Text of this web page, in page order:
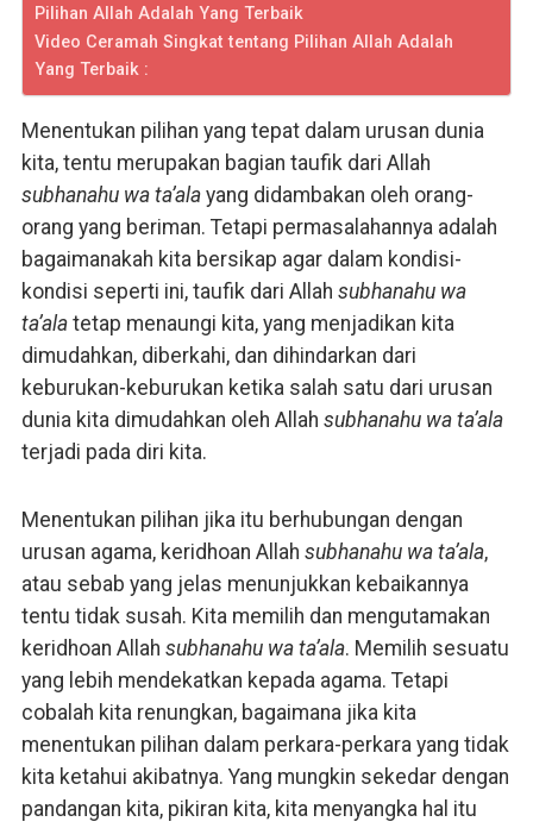
Pilihan Allah Adalah Yang Terbaik
Video Ceramah Singkat tentang Pilihan Allah Adalah
Yang Terbaik :
Menentukan pilihan yang tepat dalam urusan dunia
kita, tentu merupakan bagian taufik dari Allah
subhanahu wa ta’alayang didambakan oleh orang-
orang yang beriman. Tetapi permasalahannya adalah
bagaimanakah kita bersikap agar dalam kondisi-
kondisi seperti ini, taufik dari Allah subhanahu wa
ta’alatetap menaungi kita, yang menjadikan kita
dimudahkan, diberkahi, dan dihindarkan dari
keburukan-keburukan ketika salah satu dari urusan
dunia kita dimudahkan oleh Allah subhanahu wa ta’ala
terjadi pada diri kita.
Menentukan pilihan jika itu berhubungan dengan
urusan agama, keridhoan Allah subhanahu wa ta’ala,
atau sebab yang jelas menunjukkan kebaikannya
tentu tidak susah. Kita memilih dan mengutamakan
keridhoan Allah subhanahu wa ta’ala. Memilih sesuatu
yang lebih mendekatkan kepada agama. Tetapi
cobalah kita renungkan, bagaimana jika kita
menentukan pilihan dalam perkara-perkara yang tidak
kita ketahui akibatnya. Yang mungkin sekedar dengan
pandangan kita, pikiran kita, kita menyangka hal itu